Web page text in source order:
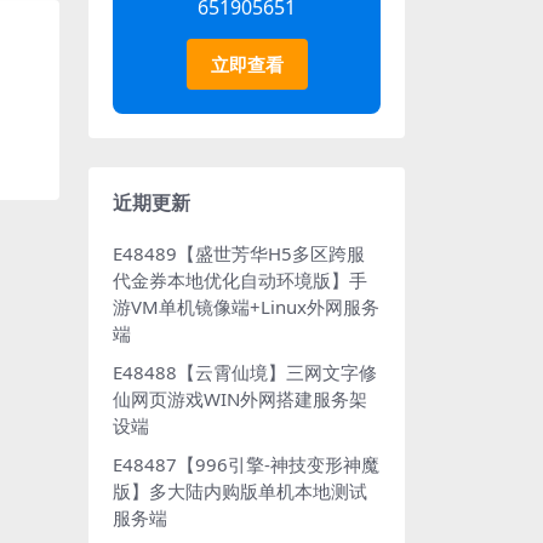
651905651
立即查看
近期更新
E48489【盛世芳华H5多区跨服
代金券本地优化自动环境版】手
游VM单机镜像端+Linux外网服务
端
E48488【云霄仙境】三网文字修
仙网页游戏WIN外网搭建服务架
设端
E48487【996引擎-神技变形神魔
版】多大陆内购版单机本地测试
服务端